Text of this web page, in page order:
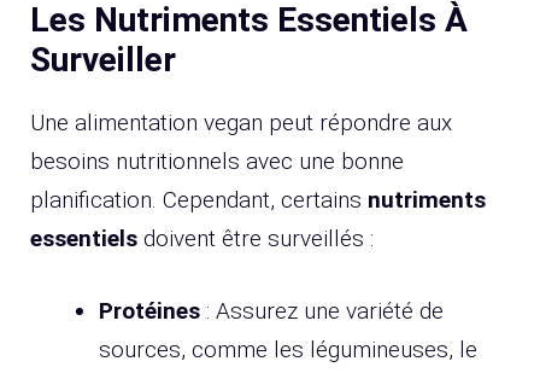
Les Nutriments Essentiels À
Surveiller
Une alimentation vegan peut répondre aux
besoins nutritionnels avec une bonne
planification. Cependant, certains nutriments
essentiels doivent être surveillés :
Protéines : Assurez une variété de
sources, comme les légumineuses, le